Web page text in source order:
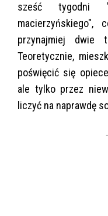
sześć tygodni
przynajmiej dwie
Teoretycznie,
poświęcić się
ale tylko przez
liczyć na naprawdę